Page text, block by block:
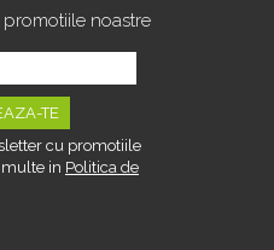
noastre
cu promotiile
in Politica de